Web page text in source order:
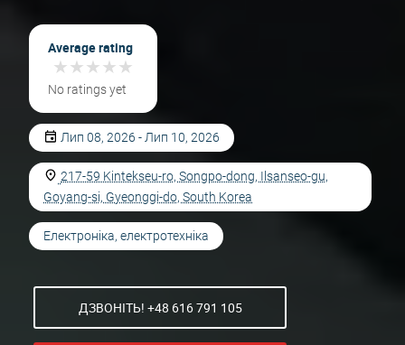
Average rating
★★★★★
★★★★★
No ratings yet
Лип 08, 2026 - Лип 10, 2026
217-59 Kintekseu-ro, Songpo-dong, Ilsanseo-gu,
Goyang-si, Gyeonggi-do, South Korea
Електроніка, електротехніка
ДЗВОНІТЬ! +48 616 791 105